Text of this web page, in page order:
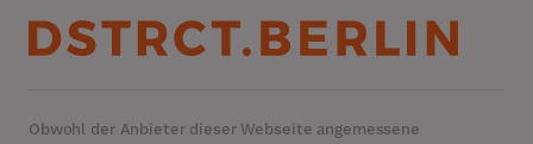
Obwohl der Anbieter dieser Webseite angemessene